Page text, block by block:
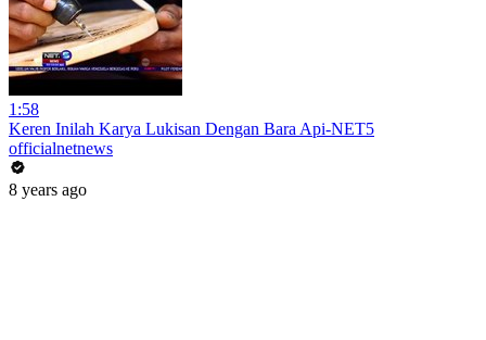
1:58
Keren Inilah Karya Lukisan Dengan Bara Api-NET5
officialnetnews
8 years ago